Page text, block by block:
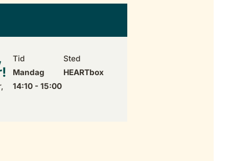
Tid
Mandag
14:10 - 15:00
Sted
HEARTbox